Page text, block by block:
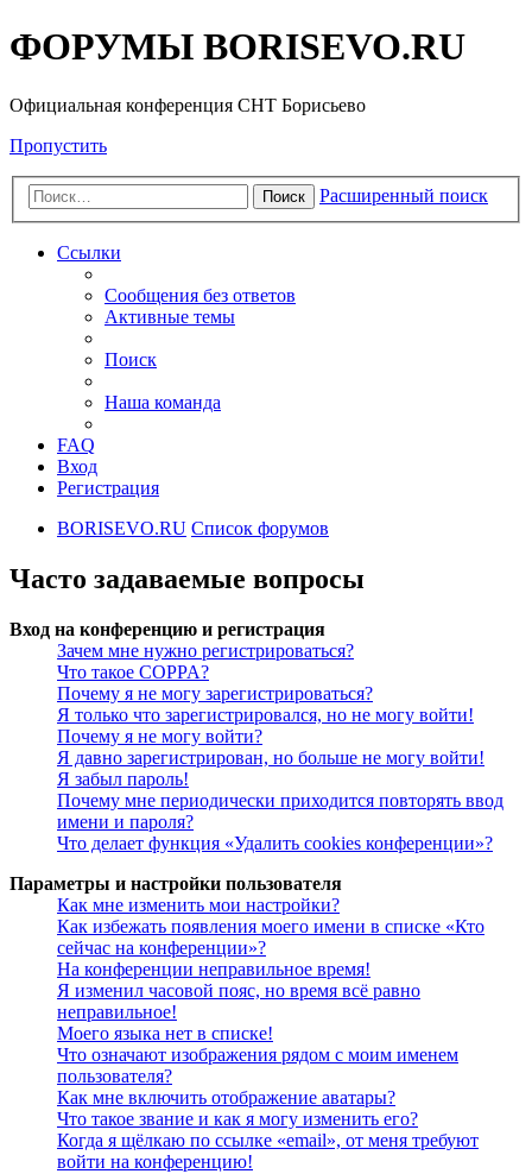
ФОРУМЫ BORISEVO.RU
Официальная конференция СНТ Борисьево
Пропустить
Поиск Расширенный поиск
Ссылки
Сообщения без ответов
Активные темы
Поиск
Наша команда
FAQ
Вход
Регистрация
BORISEVO.RU Список форумов
Часто задаваемые вопросы
Вход на конференцию и регистрация
Зачем мне нужно регистрироваться?
Что такое COPPA?
Почему я не могу зарегистрироваться?
Я только что зарегистрировался, но не могу войти!
Почему я не могу войти?
Я давно зарегистрирован, но больше не могу войти!
Я забыл пароль!
Почему мне периодически приходится повторять ввод
имени и пароля?
Что делает функция «Удалить cookies конференции»?
Параметры и настройки пользователя
Как мне изменить мои настройки?
Как избежать появления моего имени в списке «Кто
сейчас на конференции»?
На конференции неправильное время!
Я изменил часовой пояс, но время всё равно
неправильное!
Моего языка нет в списке!
Что означают изображения рядом с моим именем
пользователя?
Как мне включить отображение аватары?
Что такое звание и как я могу изменить его?
Когда я щёлкаю по ссылке «email», от меня требуют
войти на конференцию!